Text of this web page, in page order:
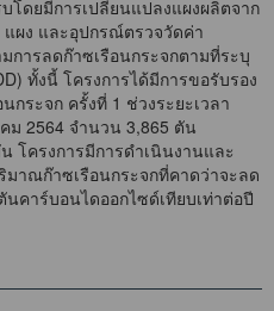
โดยมีการเปลี่ยนแปลงแผงผลิตจาก
ผง และอุปกรณ์ตรวจวัดค่า
การลดก๊าซเรือนกระจกตามที่ระบุ
ทั้งนี้ โครงการได้มีการขอรับรอง
ระจก ครั้งที่ 1 ช่วงระยะเวลา
ม 2564 จำนวน 3,865 ตัน
โครงการมีการดำเนินงานและ
มาณก๊าซเรือนกระจกที่คาดว่าจะลด
นคาร์บอนไดออกไซด์เทียบเท่าต่อปี